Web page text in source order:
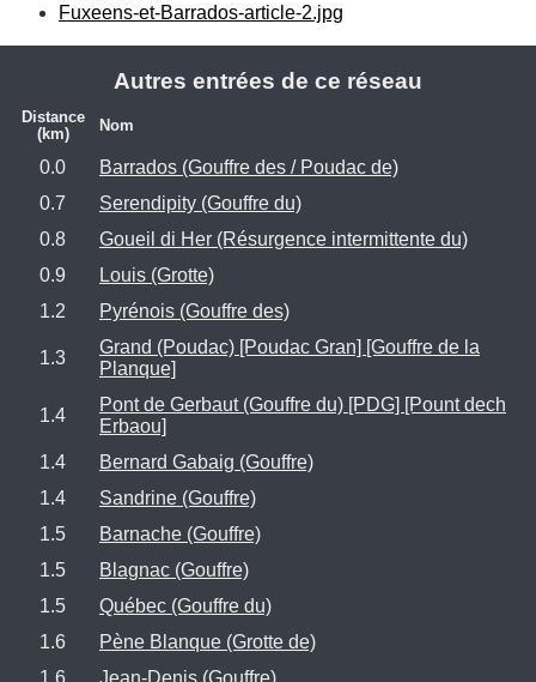
Fuxeens-et-Barrados-article-2.jpg
Autres entrées de ce réseau
Distance
(km)
Nom
0.0
Barrados (Gouffre des / Poudac de)
0.7
Serendipity (Gouffre du)
0.8
Goueil di Her (Résurgence intermittente du)
0.9
Louis (Grotte)
1.2
Pyrénois (Gouffre des)
1.3
Grand (Poudac) [Poudac Gran] [Gouffre de la
Planque]
1.4
Pont de Gerbaut (Gouffre du) [PDG] [Pount dech
Erbaou]
1.4
Bernard Gabaig (Gouffre)
1.4
Sandrine (Gouffre)
1.5
Barnache (Gouffre)
1.5
Blagnac (Gouffre)
1.5
Québec (Gouffre du)
1.6
Pène Blanque (Grotte de)
1.6
Jean-Denis (Gouffre)